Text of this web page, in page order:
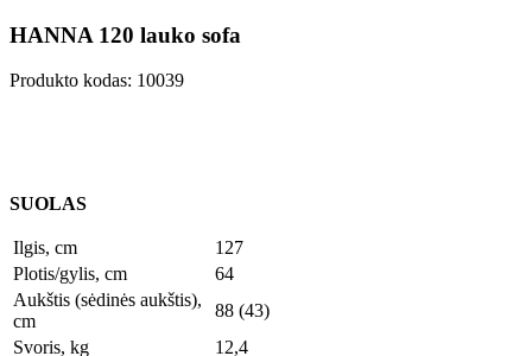
HANNA 120 lauko sofa
Produkto kodas: 10039
SUOLAS
Ilgis, cm
127
Plotis/gylis, cm
64
Aukštis (sėdinės aukštis),
cm
88 (43)
Svoris, kg
12,4